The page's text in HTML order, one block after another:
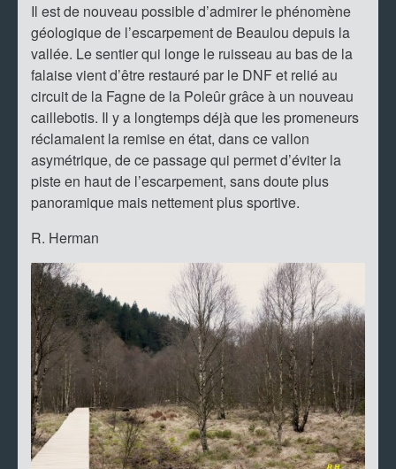
Il est de nouveau possible d’admirer le phénomène
géologique de l’escarpement de Beaulou depuis la
vallée. Le sentier qui longe le ruisseau au bas de la
falaise vient d’être restauré par le DNF et relié au
circuit de la Fagne de la Poleûr grâce à un nouveau
caillebotis. Il y a longtemps déjà que les promeneurs
réclamaient la remise en état, dans ce vallon
asymétrique, de ce passage qui permet d’éviter la
piste en haut de l’escarpement, sans doute plus
panoramique mais nettement plus sportive.
R. Herman